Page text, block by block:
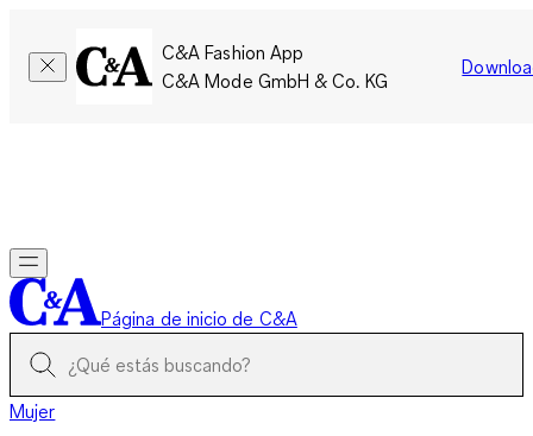
C&A Fashion App
C&A Mode GmbH & Co. KG
Página de inicio de C&A
Mujer